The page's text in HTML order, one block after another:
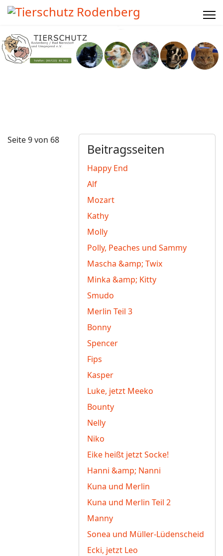
Beitragsseiten
Happy End
Alf
Mozart
Kathy
Molly
Polly, Peaches und Sammy
Mascha &amp; Twix
Minka &amp; Kitty
Smudo
Merlin Teil 3
Bonny
Spencer
Fips
Kasper
Luke, jetzt Meeko
Bounty
Nelly
Niko
Eike heißt jetzt Socke!
Hanni &amp; Nanni
Kuna und Merlin
Kuna und Merlin Teil 2
Manny
Sonea und Müller-Lüdenscheid
Ecki, jetzt Leo
Seite 9 von 68